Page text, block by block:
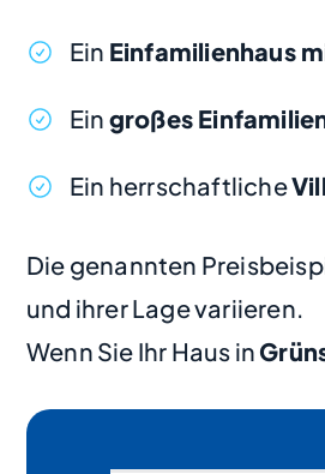
Ein Einfamilienhaus
Ein großes
Ein herrschaftliche
Die genannten
und ihrer Lage variieren.
Wenn Sie Ihr Haus in